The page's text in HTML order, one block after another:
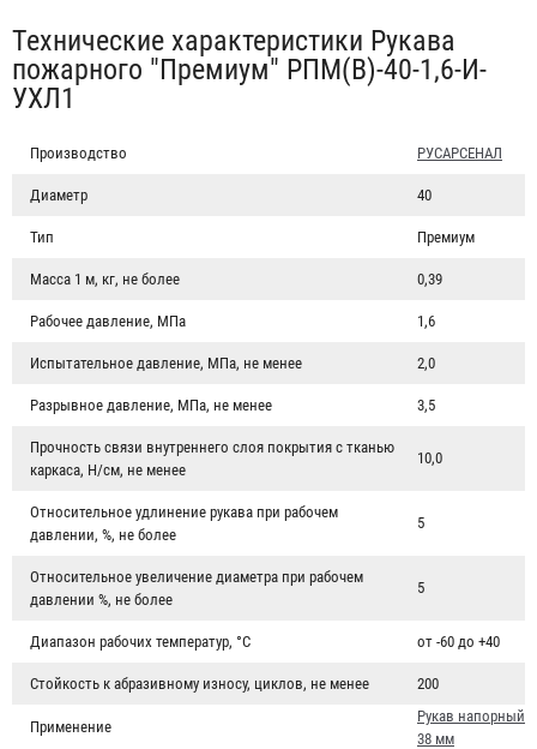
Табы
Технические характеристики Рукава
пожарного "Премиум" РПМ(В)-40-1,6-И-
УХЛ1
Производство РУСАРСЕНАЛ
Диаметр 40
Тип Премиум
Масса 1 м, кг, не более 0,39
Рабочее давление, МПа 1,6
Испытательное давление, МПа, не менее 2,0
Разрывное давление, МПа, не менее 3,5
Прочность связи внутреннего слоя покрытия с тканью
каркаса, Н/см, не менее
10,0
Относительное удлинение рукава при рабочем
давлении, %, не более
5
Относительное увеличение диаметра при рабочем
давлении %, не более
5
Диапазон рабочих температур, °C от -60 до +40
Стойкость к абразивному износу, циклов, не менее 200
Применение
Рукав напорный
38 мм
ГР-38/50 А
6 673 ₽